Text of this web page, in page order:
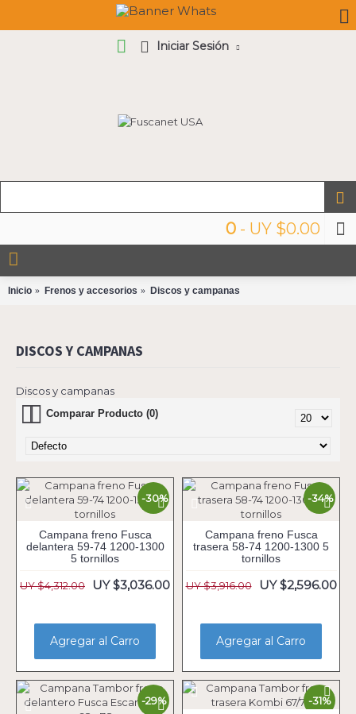
Iniciar Sesión
0 - UY $0.00
Inicio Frenos y accesorios Discos y campanas
DISCOS Y CAMPANAS
Discos y campanas
Comparar Producto (0)
-30%
Campana freno Fusca
delantera 59-74 1200-1300
5 tornillos
UY $4,312.00 UY $3,036.00
Agregar al Carro
-34%
Campana freno Fusca
trasera 58-74 1200-1300 5
tornillos
UY $3,916.00 UY $2,596.00
Agregar al Carro
-29%
-31%